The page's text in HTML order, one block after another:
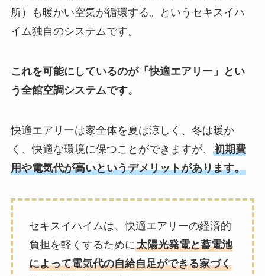
所）も暖かい空気が循環する。というセキスイハ
イム独自のシステムです。
これを可能にしているのが「快適エアリー」とい
う全館空調システムです。
快適エアリーは家全体を夏は涼しく、冬は暖か
く、快適な環境に保つことができますが、 初期費
用や電気代が高いというデメリットがあります。
セキスイハイムは、快適エアリーの経済的
負担を軽くするために太陽光発電と蓄電池
によって電気代の自給自足ができる家づく